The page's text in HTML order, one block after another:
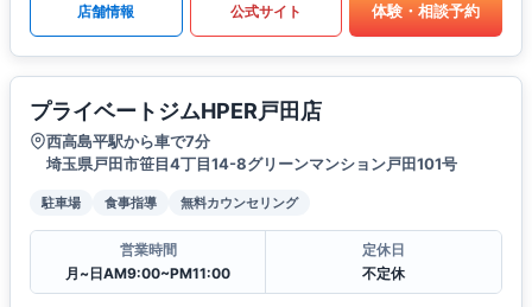
店舗情報 公式サイト 体験・相談予約
プライベートジムHPER戸田店
西高島平駅から車で7分
埼玉県戸田市笹目4丁目14-8グリーンマンション戸田101号
駐車場 食事指導 無料カウンセリング
営業時間
月~日AM9:00~PM11:00
定休日
不定休